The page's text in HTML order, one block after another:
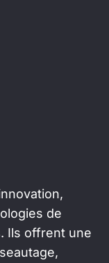
de
Ils offrent une